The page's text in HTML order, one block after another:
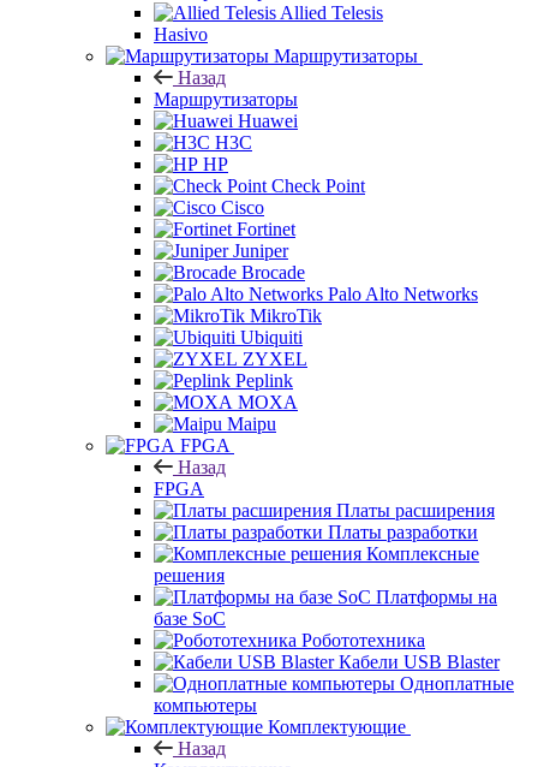
Allied Telesis
Hasivo
Маршрутизаторы
Назад
Маршрутизаторы
Huawei
H3C
HP
Check Point
Cisco
Fortinet
Juniper
Brocade
Palo Alto Networks
MikroTik
Ubiquiti
ZYXEL
Peplink
MOXA
Maipu
FPGA
Назад
FPGA
Платы расширения
Платы разработки
Комплексные
решения
Платформы на
базе SoC
Робототехника
Кабели USB Blaster
Одноплатные
компьютеры
Комплектующие
Назад